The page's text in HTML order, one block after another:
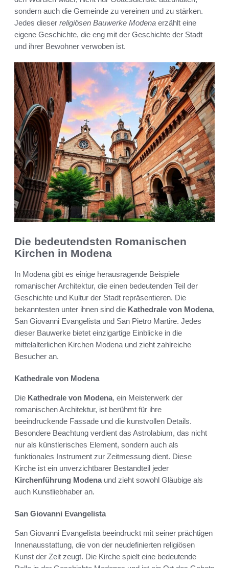
sondern auch die Gemeinde zu vereinen und zu stärken.
Jedes dieser religiösen Bauwerke Modena erzählt eine
eigene Geschichte, die eng mit der Geschichte der Stadt
und ihrer Bewohner verwoben ist.
Die bedeutendsten Romanischen
Kirchen in Modena
In Modena gibt es einige herausragende Beispiele
romanischer Architektur, die einen bedeutenden Teil der
Geschichte und Kultur der Stadt repräsentieren. Die
bekanntesten unter ihnen sind die Kathedrale von Modena,
San Giovanni Evangelista und San Pietro Martire. Jedes
dieser Bauwerke bietet einzigartige Einblicke in die
mittelalterlichen Kirchen Modena und zieht zahlreiche
Besucher an.
Kathedrale von Modena
Die Kathedrale von Modena, ein Meisterwerk der
romanischen Architektur, ist berühmt für ihre
beeindruckende Fassade und die kunstvollen Details.
Besondere Beachtung verdient das Astrolabium, das nicht
nur als künstlerisches Element, sondern auch als
funktionales Instrument zur Zeitmessung dient. Diese
Kirche ist ein unverzichtbarer Bestandteil jeder
Kirchenführung Modenaund zieht sowohl Gläubige als
auch Kunstliebhaber an.
San Giovanni Evangelista
San Giovanni Evangelista beeindruckt mit seiner prächtigen
Innenausstattung, die von der neudefinierten religiösen
Kunst der Zeit zeugt. Die Kirche spielt eine bedeutende